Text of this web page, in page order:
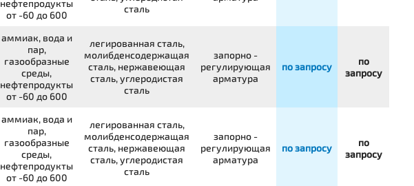
нефтепродукты
от -60 до 600
сталь
аммиак, вода и
пар,
газообразные
среды,
нефтепродукты
от -60 до 600
легированная сталь,
молибденсодержащая
сталь, нержавеющая
сталь, углеродистая
сталь
запорно -
регулирующая
арматура
по запросу
по
запросу
аммиак, вода и
пар,
газообразные
среды,
нефтепродукты
от -60 до 600
легированная сталь,
молибденсодержащая
сталь, нержавеющая
сталь, углеродистая
сталь
запорно -
регулирующая
арматура
по запросу
по
запросу